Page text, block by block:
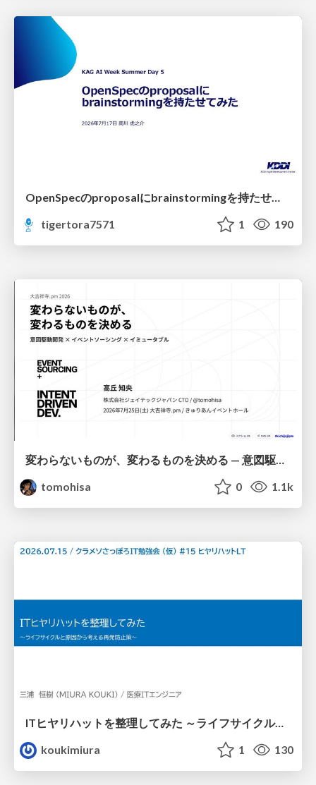
OpenSpecのproposalにbrainstormingを持たせてみた
tigertora7571
1 190
変わらないものが、変わるものを決める — 意図駆動開発 × イベントソーシング × イミュータブル | What Doesn't Change Decides What Can — IDD × Event Sourcing × Immutability
tomohisa
0 1.1k
ITヒヤリハットを整理してみた ～ライフサイクルと原因から考える再発防止策～
koukimiura
1 130